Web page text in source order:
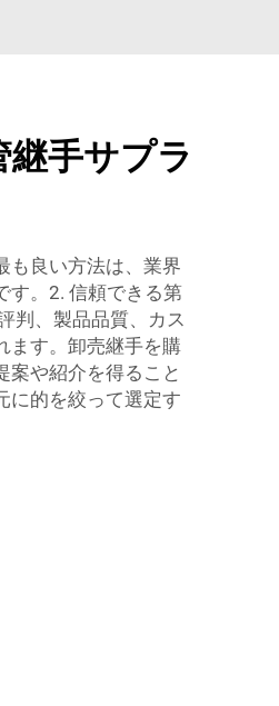
手サプラ
も良い方法は、業界
す。2. 信頼できる第
判、製品品質、カス
ます。卸売継手を購
案や紹介を得ること
に的を絞って選定す